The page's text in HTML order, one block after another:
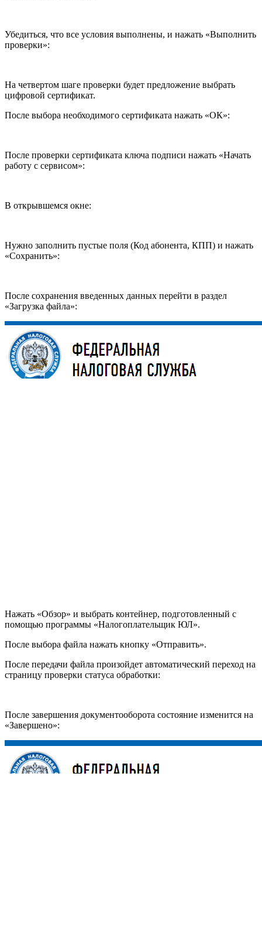
Убедиться, что все условия выполнены, и нажать «Выполнить
проверки»:
На четвертом шаге проверки будет предложение выбрать
цифровой сертификат.
После выбора необходимого сертификата нажать «ОК»:
После проверки сертификата ключа подписи нажать «Начать
работу с сервисом»:
В открывшемся окне:
Нужно заполнить пустые поля (Код абонента, КПП) и нажать
«Сохранить»:
После сохранения введенных данных перейти в раздел
«Загрузка файла»:
Нажать «Обзор» и выбрать контейнер, подготовленный с
помощью программы «Налогоплательщик ЮЛ».
После выбора файла нажать кнопку «Отправить».
После передачи файла произойдет автоматический переход на
страницу проверки статуса обработки:
После завершения документооборота состояние изменится на
«Завершено»: